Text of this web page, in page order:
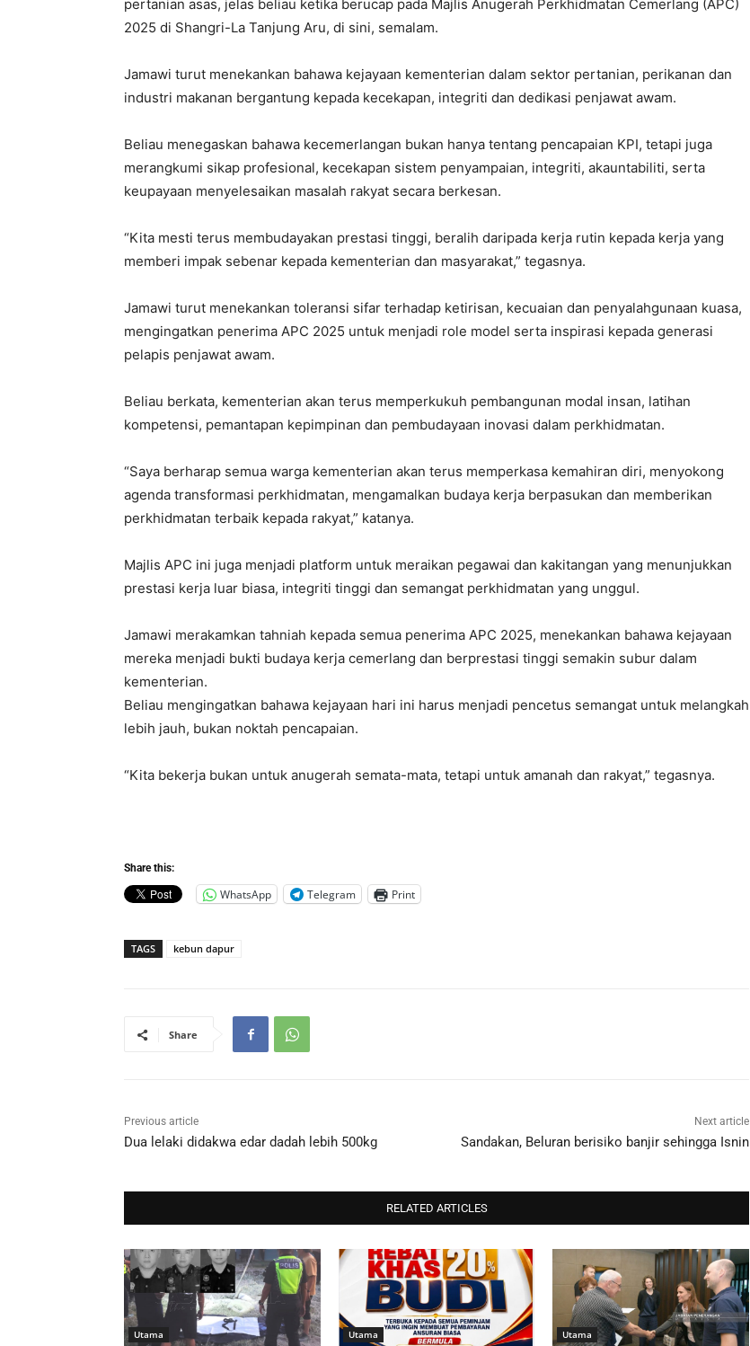
pertanian asas, jelas beliau ketika berucap pada Majlis Anugerah Perkhidmatan Cemerlang (APC)
2025 di Shangri-La Tanjung Aru, di sini, semalam.
Jamawi turut menekankan bahawa kejayaan kementerian dalam sektor pertanian, perikanan dan
industri makanan bergantung kepada kecekapan, integriti dan dedikasi penjawat awam.
Beliau menegaskan bahawa kecemerlangan bukan hanya tentang pencapaian KPI, tetapi juga
merangkumi sikap profesional, kecekapan sistem penyampaian, integriti, akauntabiliti, serta
keupayaan menyelesaikan masalah rakyat secara berkesan.
“Kita mesti terus membudayakan prestasi tinggi, beralih daripada kerja rutin kepada kerja yang
memberi impak sebenar kepada kementerian dan masyarakat,” tegasnya.
Jamawi turut menekankan toleransi sifar terhadap ketirisan, kecuaian dan penyalahgunaan kuasa,
mengingatkan penerima APC 2025 untuk menjadi role model serta inspirasi kepada generasi
pelapis penjawat awam.
Beliau berkata, kementerian akan terus memperkukuh pembangunan modal insan, latihan
kompetensi, pemantapan kepimpinan dan pembudayaan inovasi dalam perkhidmatan.
“Saya berharap semua warga kementerian akan terus memperkasa kemahiran diri, menyokong
agenda transformasi perkhidmatan, mengamalkan budaya kerja berpasukan dan memberikan
perkhidmatan terbaik kepada rakyat,” katanya.
Majlis APC ini juga menjadi platform untuk meraikan pegawai dan kakitangan yang menunjukkan
prestasi kerja luar biasa, integriti tinggi dan semangat perkhidmatan yang unggul.
Jamawi merakamkan tahniah kepada semua penerima APC 2025, menekankan bahawa kejayaan
mereka menjadi bukti budaya kerja cemerlang dan berprestasi tinggi semakin subur dalam
kementerian.
Beliau mengingatkan bahawa kejayaan hari ini harus menjadi pencetus semangat untuk melangkah
lebih jauh, bukan noktah pencapaian.
“Kita bekerja bukan untuk anugerah semata-mata, tetapi untuk amanah dan rakyat,” tegasnya.
Share this:
WhatsApp Telegram Print
TAGS kebun dapur
Share
Previous article
Dua lelaki didakwa edar dadah lebih 500kg
Next article
Sandakan, Beluran berisiko banjir sehingga Isnin
RELATED ARTICLES
Utama Utama Utama